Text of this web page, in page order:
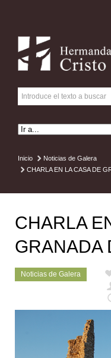
Inicio
Noticias de Galera
CHARLA EN LA CASA DE
CHARLA
GRANADA
Noticias de Galera